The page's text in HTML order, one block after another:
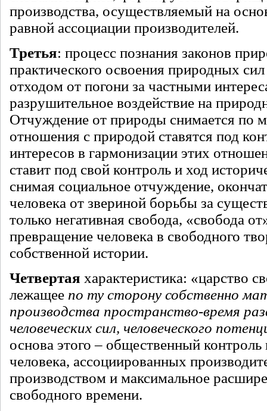
производства, осуществляемый на
равной ассоциации производителей.
Третья: процесс познания законов
практического освоения природных
отходом от погони за частными
разрушительное воздействие на
Отчуждение от природы снимается по
отношения с природой ставятся под
интересов в гармонизации этих
ставит под свой контроль и ход
снимая социальное отчуждение,
человека от звериной борьбы за
только негативная свобода, «свобода
превращение человека в свободного
собственной истории.
Четвертая характеристика: «царство
лежащее по ту сторону собственно
производства пространство-время
человеческих сил, человеческого
основа этого – общественный контроль
человека, ассоциированных
производством и максимальное
свободного времени.